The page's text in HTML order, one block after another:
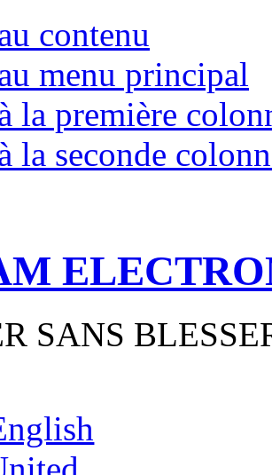
contenu
menu principal
la première
la seconde
SANS